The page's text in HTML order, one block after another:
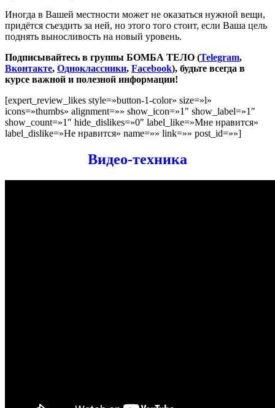
Иногда в Вашей местности может не оказаться нужной вещи,
придётся съездить за ней, но этого того стоит, если Ваша цель
поднять выносливость на новый уровень.
Подписывайтесь в группы БОМБА ТЕЛО (Telegram,
Вконтакте, Одноклассники, Facebook), будьте всегда в
курсе важной и полезной информации!
[expert_review_likes style=»button-1-color» size=»l»
icons=»thumbs» alignment=»» show_icon=»1″ show_label=»1″
show_count=»1″ hide_dislikes=»0″ label_like=»Мне нравится»
label_dislike=»Не нравится» name=»» link=»» post_id=»»]
Видео-техника